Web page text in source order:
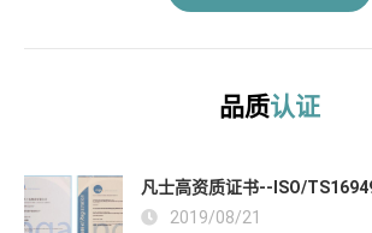
品质认证
凡士高资质证书--ISO/
2019/08/21